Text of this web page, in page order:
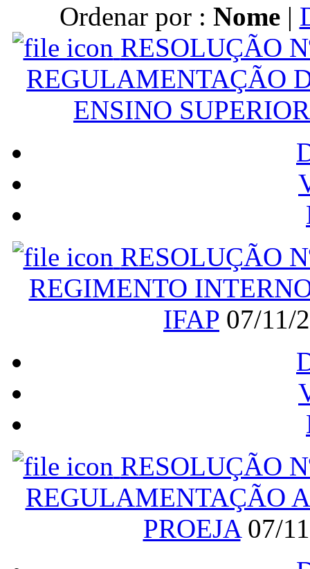
Ordenar por : Nome |
RESOLUÇÃO
REGULAMENTAÇÃO
ENSINO SUPERIOR
RESOLUÇÃO
REGIMENTO
IFAP 07/11/
RESOLUÇÃO
REGULAMENTAÇÃO
PROEJA 07/